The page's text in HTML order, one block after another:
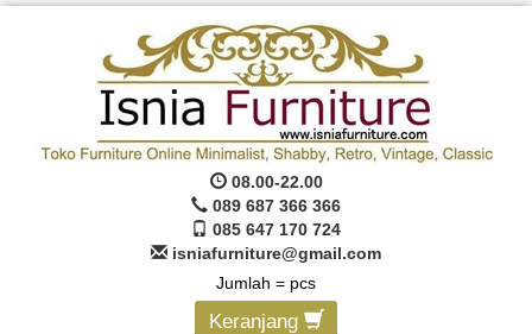
08.00-22.00
089 687 366 366
085 647 170 724
isniafurniture@gmail.com
Jumlah = pcs
Keranjang